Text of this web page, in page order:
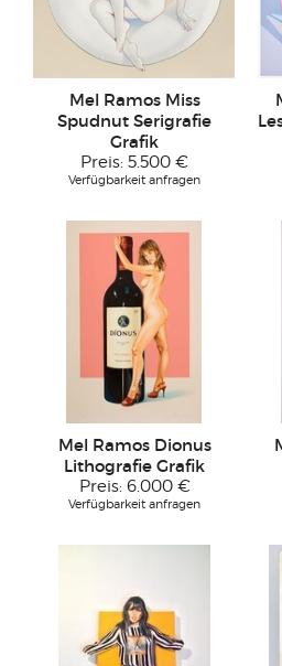
Mel Ramos Miss
Spudnut Serigrafie
Grafik
Preis: 5.500 €
Verfügbarkeit anfragen
Mel Ramos Dionus
Lithografie Grafik
Preis: 6.000 €
Verfügbarkeit anfragen